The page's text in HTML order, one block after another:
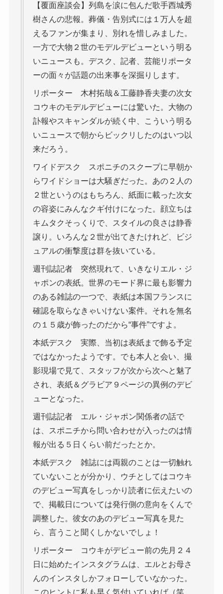
【覆面座談会】列島を涙に包んだ歌手西城秀
樹さんの悲報。葬儀・告別式には１万人を超
えるファンが集まり、別れを惜しみました。
一方で大物２世のモデルデビューという明る
いニュースも。デスク、記者、芸能リポータ
ーの面々が話題の出来事を深掘りします。
リポーター 木村拓哉＆工藤静香夫妻の次女
コウキのモデルデビューには驚いた。大物の
訃報やスキャンダルが続く中、こういう明る
いニュースで朝からビックリしたのはいつ以
来だろう。
ワイドデスク スポニチのスクープに早朝か
らワイドショーは大騒ぎだった。あの２人の
２世というのはもちろん、紙面に載った次女
の容姿にみんなクギ付けになった。顔立ちは
キムタクそっくりで、スタイルの良さは静香
譲り。いろんな２世が出てきたけれど、ビジ
ュアルの衝撃度は群を抜いている。
週刊誌記者 突然現れて、いきなりエル・ジ
ャポンの表紙。世界のモード界に最も影響力
のある雑誌の一つで、表紙は本国フランスに
確認を取らなきゃいけない案件。それを無名
の１５歳が飾ったのだから“事件”ですよ。
本紙デスク 実際、当初は表紙まで飾る予定
ではなかったようです。でも本人と会い、撮
影現場で見て、スタッフが次から次へと魅了
され、表紙＆グラビア９ページの異例のデビ
ューとなった。
週刊誌記者 エル・ジャポン関係者の話で
は、スポニチから問い合わせが入ったのは情
報が出る５日くらい前だったとか。
本紙デスク 雑誌には両親のことは一切触れ
ていないことが分かり、ウチとしてはコウキ
のデビュー写真をしっかり読者に伝えたいの
で、掲載日については発行側の意向をくんで
調整した。彼女のあのデビュー写真を見た
ら、言うこと聞くしかないでしょ！
リポーター コウキがデビュー前の先月２４
日に始めたインスタグラムは、エルとお母さ
んのインスタしかフォローしていなかった。
このヒントに私も早く気付いていれば（笑